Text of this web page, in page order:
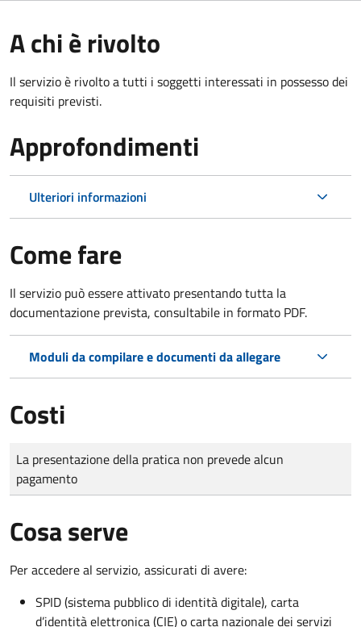
A chi è rivolto
Il servizio è rivolto a tutti i soggetti interessati in possesso dei
requisiti previsti.
Approfondimenti
Ulteriori informazioni
Come fare
Il servizio può essere attivato presentando tutta la
documentazione prevista, consultabile in formato PDF.
Moduli da compilare e documenti da allegare
Costi
Tipo di pagamento
Importo
La presentazione della pratica non prevede alcun
pagamento
Cosa serve
Per accedere al servizio, assicurati di avere:
SPID (sistema pubblico di identità digitale), carta
d’identità elettronica (CIE) o carta nazionale dei servizi